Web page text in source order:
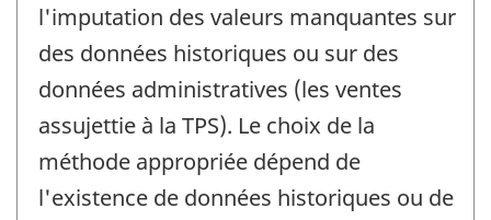
l'imputation des valeurs manquantes sur
des données historiques ou sur des
données administratives (les ventes
assujettie à la TPS). Le choix de la
méthode appropriée dépend de
l'existence de données historiques ou de